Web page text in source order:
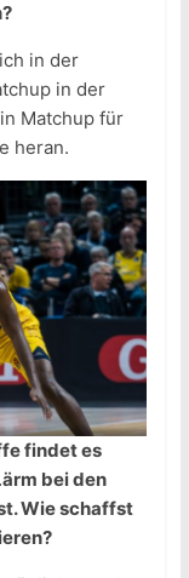
in der
in der
Matchup für
heran.
findet es
bei den
Wie schaffst